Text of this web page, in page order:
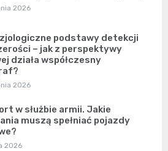
2026
podstawy detekcji
– jak z perspektywy
działa współczesny
2026
w służbie armii. Jakie
muszą spełniać pojazdy
2026